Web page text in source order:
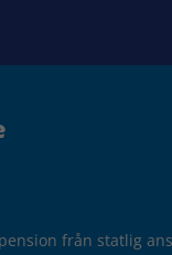
från statlig